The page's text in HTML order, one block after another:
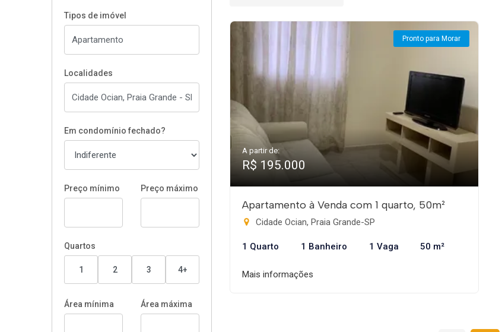
Tipos de imóvel
Localidades
Em condomínio fechado?
Preço mínimo Preço máximo
Quartos
1 2 3 4+
Área mínima Área máxima
Pronto para Morar
A partir de:
R$ 195.000
Apartamento à Venda com 1 quarto, 50m²
Cidade Ocian, Praia Grande-SP
1 Quarto 1 Banheiro 1 Vaga 50 m²
Mais informações